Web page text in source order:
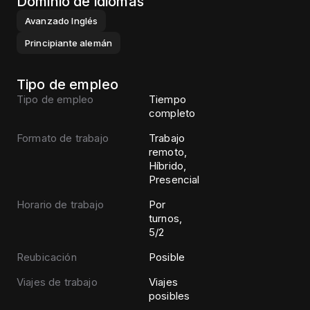
Avanzado Inglés
Principiante alemán
Tipo de empleo
Tipo de empleo
Tiempo
completo
Formato de trabajo
Trabajo
remoto,
Híbrido,
Presencial
Horario de trabajo
Por
turnos,
5/2
Reubicación
Posible
Viajes de trabajo
Viajes
posibles